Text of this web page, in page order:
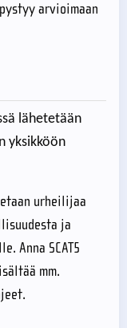
arvioimaan
lähetetään
yksikköön
urheilijaa
ja
Anna SCAT5
mm.